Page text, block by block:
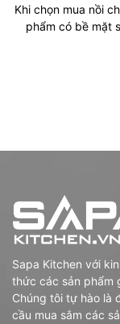
Khi chọn mua nồi
phẩm có bề mặt
Sapa Kitchen với
thức các sản phẩm
Chúng tôi tự hào là
cầu mua sắm các